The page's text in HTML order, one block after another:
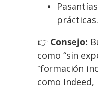
prácticas.
👉 Consejo:
como “sin
“formación
como Indeed,